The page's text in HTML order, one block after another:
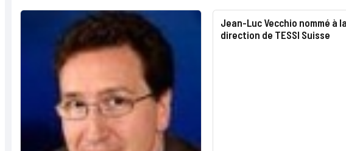
Jean-Luc Vecchio nommé à
direction de TESSI Suisse